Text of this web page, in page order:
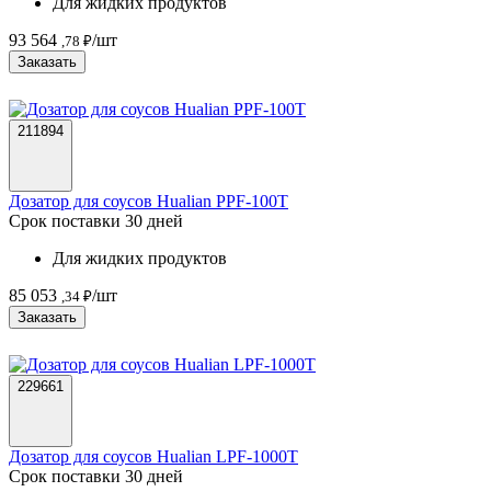
93 564 ,78 ₽/шт
Заказать
211894
Дозатор для соусов Hualian PPF-100T
Срок поставки 30 дней
Для жидких продуктов
85 053 ,34 ₽/шт
Заказать
229661
Дозатор для соусов Hualian LPF-1000T
Срок поставки 30 дней